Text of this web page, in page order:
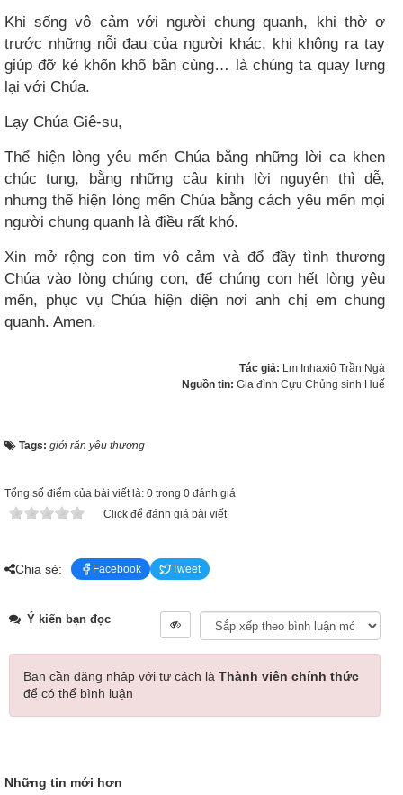
Khi sống vô cảm với người chung quanh, khi thờ ơ
trước những nỗi đau của người khác, khi không ra tay
giúp đỡ kẻ khốn khổ bần cùng… là chúng ta quay lưng
lại với Chúa.
Lạy Chúa Giê-su,
Thể hiện lòng yêu mến Chúa bằng những lời ca khen
chúc tụng, bằng những câu kinh lời nguyện thì dễ,
nhưng thể hiện lòng mến Chúa bằng cách yêu mến mọi
người chung quanh là điều rất khó.
Xin mở rộng con tim vô cảm và đổ đầy tình thương
Chúa vào lòng chúng con, để chúng con hết lòng yêu
mến, phục vụ Chúa hiện diện nơi anh chị em chung
quanh. Amen.
Tác giả: Lm Inhaxiô Trần Ngà
Nguồn tin: Gia đình Cựu Chủng sinh Huế
Tags: giới răn yêu thương
Tổng số điểm của bài viết là: 0 trong 0 đánh giá
Click để đánh giá bài viết
Chia sẻ: Facebook Tweet
Ý kiến bạn đọc
Bạn cần đăng nhập với tư cách là Thành viên chính thức
để có thể bình luận
Những tin mới hơn